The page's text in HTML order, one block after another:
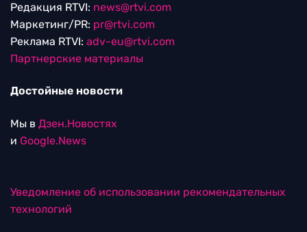
Редакция RTVI: news@rtvi.com
Маркетинг/PR: pr@rtvi.com
Реклама RTVI: adv-eu@rtvi.com
Партнерские материалы
Достойные новости
Мы в Дзен.Новостях
и Google.News
Уведомление об использовании рекомендательных
технологий